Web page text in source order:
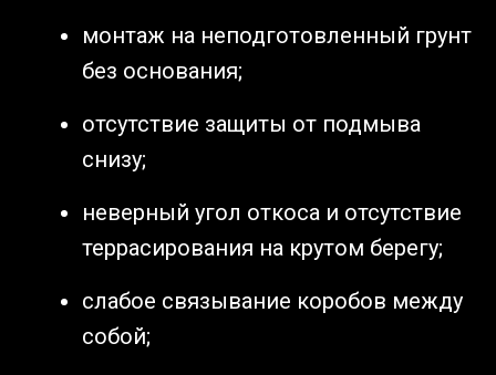
монтаж на неподготовленный грунт
без основания;
отсутствие защиты от подмыва
снизу;
неверный угол откоса и отсутствие
террасирования на крутом берегу;
слабое связывание коробов между
собой;